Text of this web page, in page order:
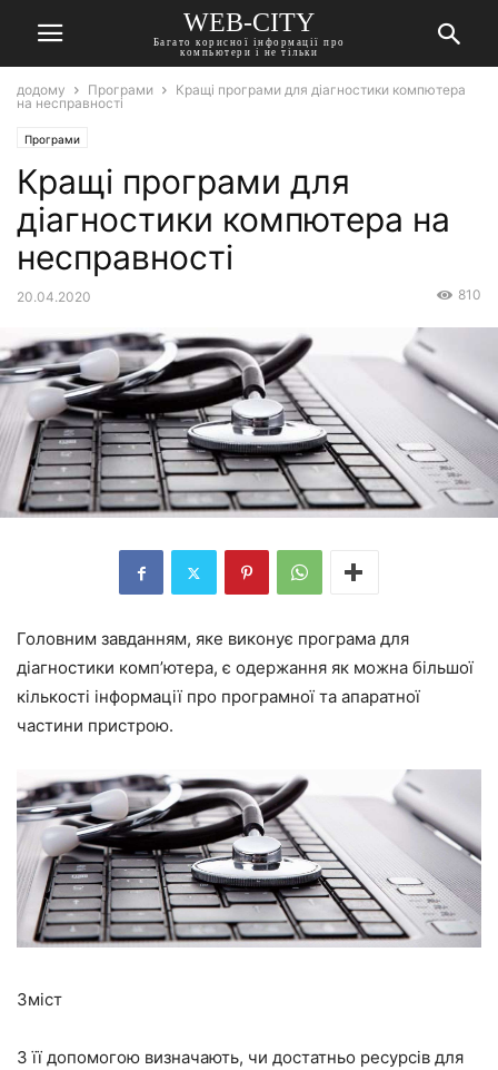
WEB-CITY
Багато корисної інформації про
компьютери і не тільки
додому Програми
Кращі програми для діагностики компютера
на несправності
Програми
Кращі програми для
діагностики компютера на
несправності
20.04.2020 810
Головним завданням, яке виконує програма для
діагностики комп’ютера, є одержання як можна більшої
кількості інформації про програмної та апаратної
частини пристрою.
Зміст
З її допомогою визначають, чи достатньо ресурсів для